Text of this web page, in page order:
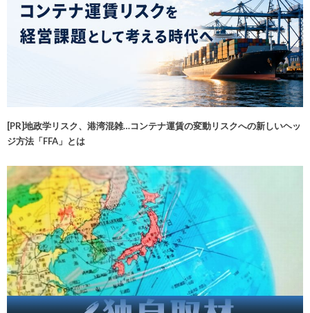
[PR]地政学リスク、港湾混雑…コンテナ運賃の変動リスクへの新しいヘッ
ジ方法「FFA」とは